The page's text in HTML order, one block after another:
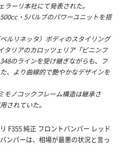
ーリ本社にて発表された。
・5バルブのパワーユニットを搭
ルリネッタ）ボディのスタイリング
タリアのカロッツェリア「ピニンフ
のラインを受け継ぎながらも、フ
、より曲線的で艶やかなデザインを
モノコックフレーム構造は継承さ
されていた。
F355 純正 フロントバンパー レッド
ンパーは、相場が最悪の状況と言っ